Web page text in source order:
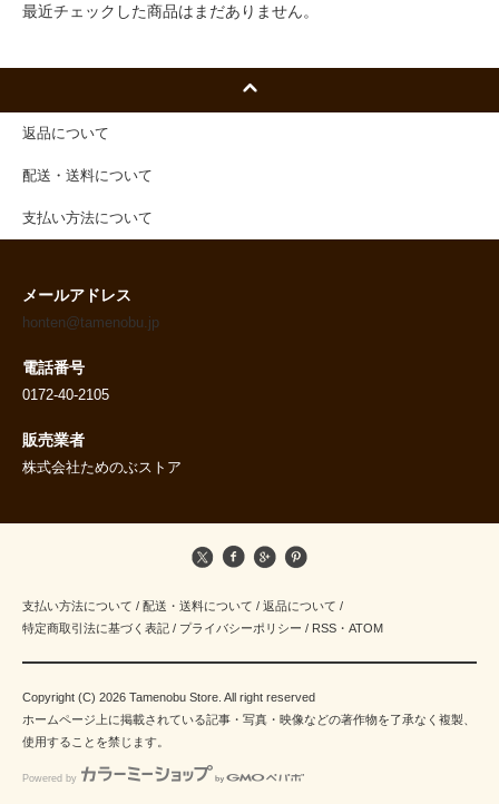
最近チェックした商品はまだありません。
返品について
配送・送料について
支払い方法について
メールアドレス
honten@tamenobu.jp
電話番号
0172-40-2105
販売業者
株式会社ためのぶストア
支払い方法について / 配送・送料について / 返品について /
特定商取引法に基づく表記 / プライバシーポリシー / RSS ・ ATOM
Copyright (C) 2026 Tamenobu Store. All right reserved
ホームページ上に掲載されている記事・写真・映像などの著作物を了承なく複製、
使用することを禁じます。
Powered by